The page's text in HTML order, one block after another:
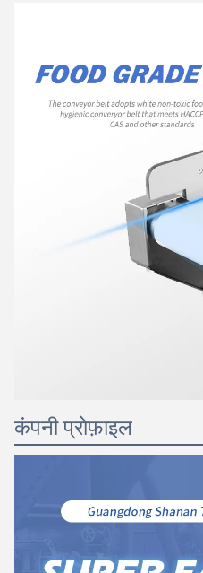
कंपनी प्रोफ़ाइल